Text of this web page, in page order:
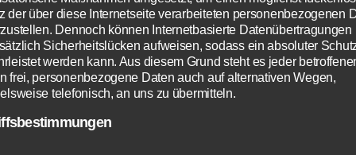
letzten Jahren mit neuen Inhalten
im Februar 2013 kam mit Cities XL
letzte Erweiterungspack heraus. Nun wurde
XXL der neuste Teil der Städtebausimulation
2015 auch auf Steam veröffentlicht.
der über diese Internetseite verarbeiteten personenbezogenen
Dennoch können Internetbasierte Datenübertragungen
Sicherheitslücken aufweisen, sodass ein absoluter
werden kann. Aus diesem Grund steht es jeder
frei, personenbezogene Daten auch auf alternativen Wegen,
telefonisch, an uns zu übermitteln.